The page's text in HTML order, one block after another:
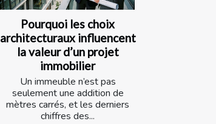
Pourquoi les choix
architecturaux influencent
la valeur d’un projet
immobilier
Un immeuble n’est pas
seulement une addition de
mètres carrés, et les derniers
chiffres des...